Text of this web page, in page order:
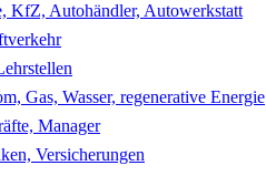
KfZ, Autohändler, Autowerkstatt
Gas, Wasser, regenerative Energie
Manager
Versicherungen